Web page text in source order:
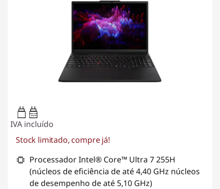
100W-100W
USB PD
IVA incluído
Stock limitado, compre já!
Processador Intel® Core™ Ultra 7 255H
(núcleos de eficiência de até 4,40 GHz núcleos
de desempenho de até 5,10 GHz)